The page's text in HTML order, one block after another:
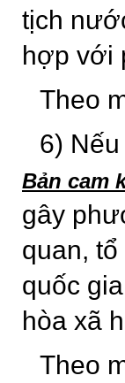
tịch
hợp với
Theo
6)
Bản cam
gây
quan,
quốc
hòa xã
Theo